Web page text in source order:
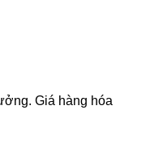
Giá hàng hóa